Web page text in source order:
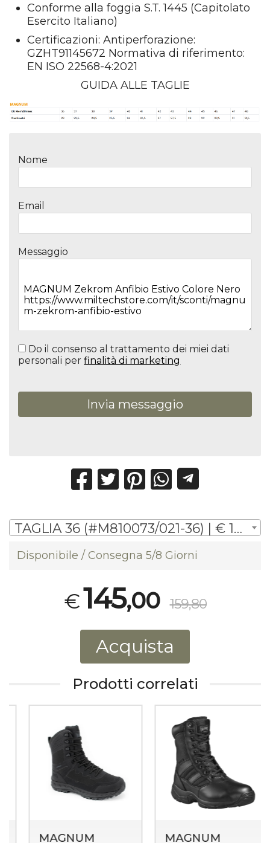
Conforme alla foggia S.T. 1445 (Capitolato
Esercito Italiano)
Certificazioni: Antiperforazione:
GZHT91145672 Normativa di riferimento:
EN ISO 22568-4:2021
GUIDA ALLE TAGLIE
Nome
Email
Messaggio
Do il consenso al trattamento dei miei dati
personali perfinalità di marketing
Invia messaggio
TAGLIA 36 (#M810073/021-36) | € 145,00
Disponibile / Consegna 5/8 Giorni
€145,00 159,80
Acquista
Prodotti correlati
MAGNUM MAGNUM